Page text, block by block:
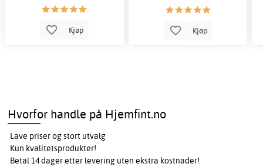
Kjøp Kjøp
Hvorfor handle på Hjemfint.no
Lave priser og stort utvalg
Kun kvalitetsprodukter!
Betal 14 dager etter levering uten ekstra kostnader!